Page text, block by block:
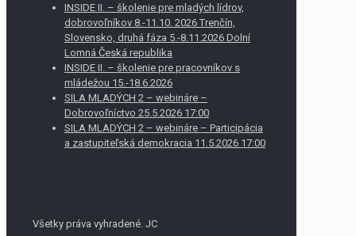
INSIDE II. – školenie pre mladých lídrov,
dobrovoľníkov 8.-11.10. 2026 Trenčín,
Slovensko, druhá fáza 5.-8.11.2026 Dolní
Lomná Česká republika
INSIDE II. – školenie pre pracovníkov s
mládežou 15.-18.6.2026
SILA MLADÝCH 2 – webináre –
Dobrovoľníctvo 25.5.2026 17:00
SILA MLADÝCH 2 – webináre – Participácia
a zastupiteľská demokracia 11.5.2026 17:00
Všetky práva vyhradené. JC